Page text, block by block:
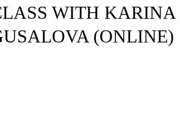
WITH KARINA
(ONLINE)